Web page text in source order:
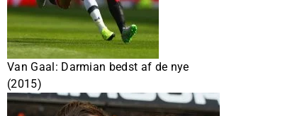
Van Gaal: Darmian bedst af de nye
(2015)